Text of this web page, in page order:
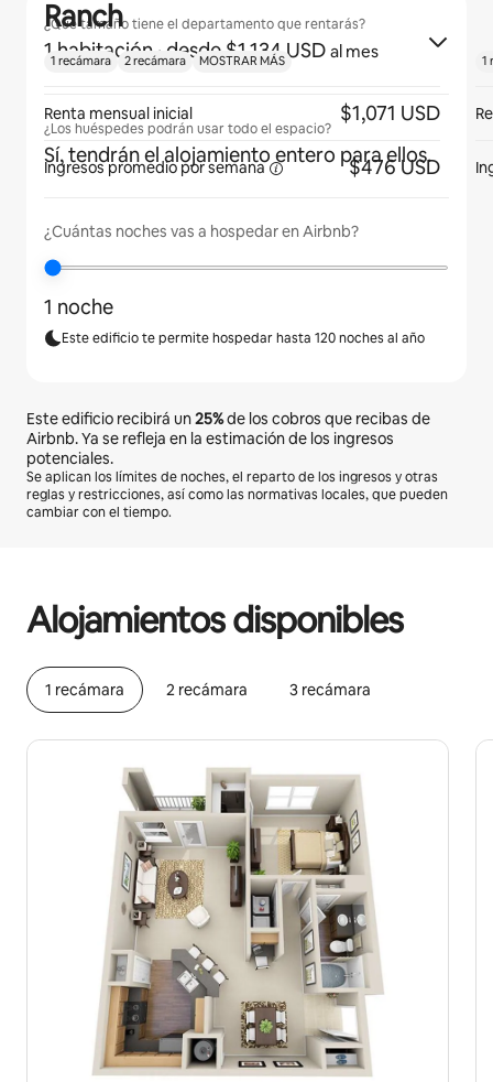
¿Qué tamaño tiene el departamento que rentarás?
1 habitación · desde $1,134 USD al mes
¿Los huéspedes podrán usar todo el espacio?
Sí, tendrán el alojamiento entero para ellos.
¿Cuántas noches vas a hospedar en Airbnb?
1 noche
Este edificio te permite hospedar hasta 120 noches al año
Este edificio recibirá un25%de los cobros que recibas de
Airbnb. Ya se refleja en la estimación de los ingresos
potenciales.
Se aplican los límites de noches, el reparto de los ingresos y otras
reglas y restricciones, así como las normativas locales, que pueden
cambiar con el tiempo.
Alojamientos disponibles
1 recámara 2 recámara 3 recámara
Ranch
1 recámara 2 recámara MOSTRAR MÁS
Renta mensual inicial $1,071 USD
Ingresos promedio porsemana $476 USD
1